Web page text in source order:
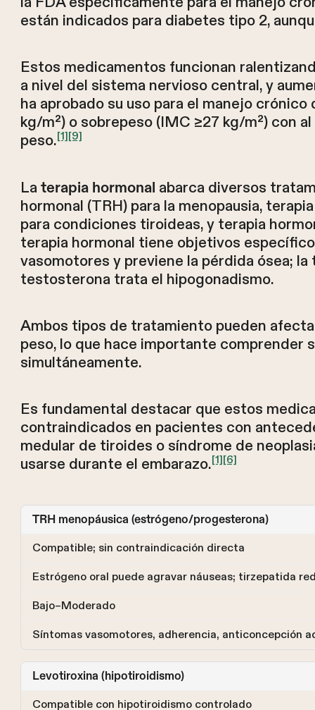
están indicados para diabetes tipo 2,
Estos medicamentos funcionan
a nivel del sistema nervioso central, y
ha aprobado su uso para el manejo
kg/m²) o sobrepeso (IMC ≥27 kg/m²) con
peso.[1][9]
La terapia hormonal abarca diversos
hormonal (TRH) para la menopausia,
para condiciones tiroideas, y terapia
terapia hormonal tiene objetivos
vasomotores y previene la pérdida ósea;
testosterona trata el hipogonadismo.
Ambos tipos de tratamiento pueden
peso, lo que hace importante comprender
simultáneamente.
Es fundamental destacar que estos
contraindicados en pacientes con
medular de tiroides o síndrome de
usarse durante el embarazo.[1][6]
TRH menopáusica (estrógeno/progesterona)
Compatible; sin contraindicación directa
Estrógeno oral puede agravar náuseas; tirzepatida
Bajo–Moderado
Síntomas vasomotores, adherencia, anticoncepción
Levotiroxina (hipotiroidismo)
Compatible con hipotiroidismo controlado